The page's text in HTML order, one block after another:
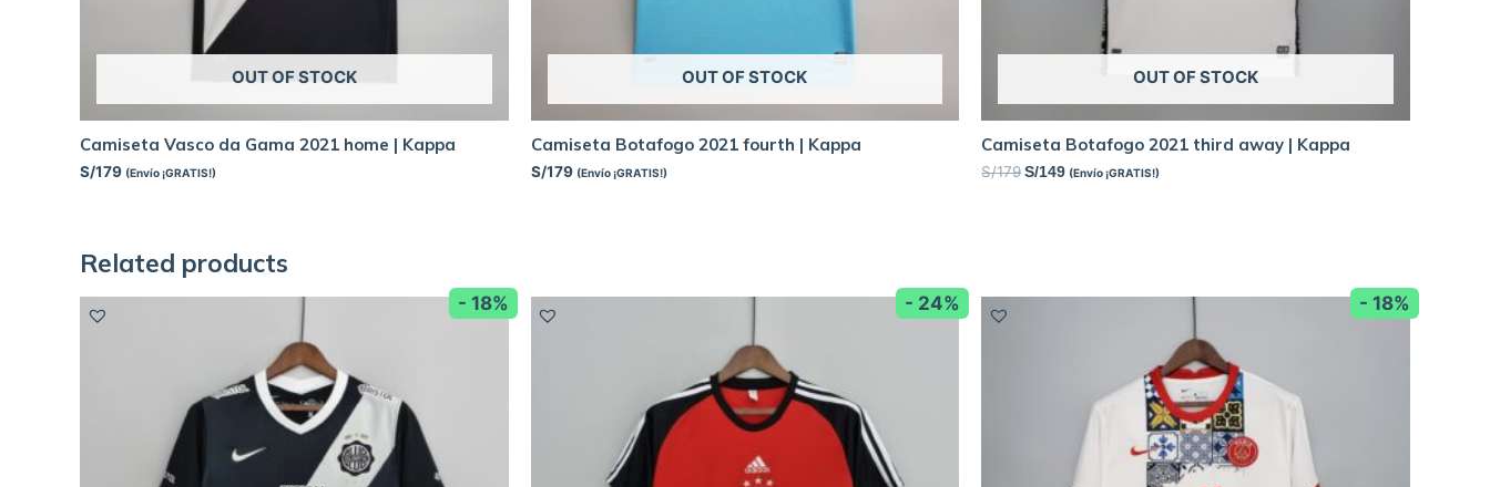
OUT OF STOCK
Camiseta Vasco da Gama 2021 home | Kappa
S/179 (Envío ¡GRATIS!)
OUT OF STOCK
Camiseta Botafogo 2021 fourth | Kappa
S/179 (Envío ¡GRATIS!)
OUT OF STOCK
Camiseta Botafogo 2021 third away | Kappa
S/179 S/149 (Envío ¡GRATIS!)
Related products
- 18% - 24% - 18%